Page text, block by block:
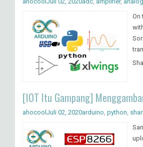
The Coolest Way To
ahocoolJuli 02, 2020
analog
On
[IOT Itu Gampang]
ahocool Juli 02, 2020arduino,python